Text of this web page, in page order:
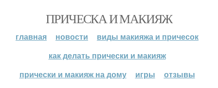
ПРИЧЕСКА И МАКИЯЖ
главная новости
виды макияжа и причесок
как делать прически и макияж
прически и макияж на дому
игры отзывы